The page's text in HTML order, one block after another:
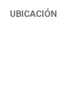
UBICACIÓN